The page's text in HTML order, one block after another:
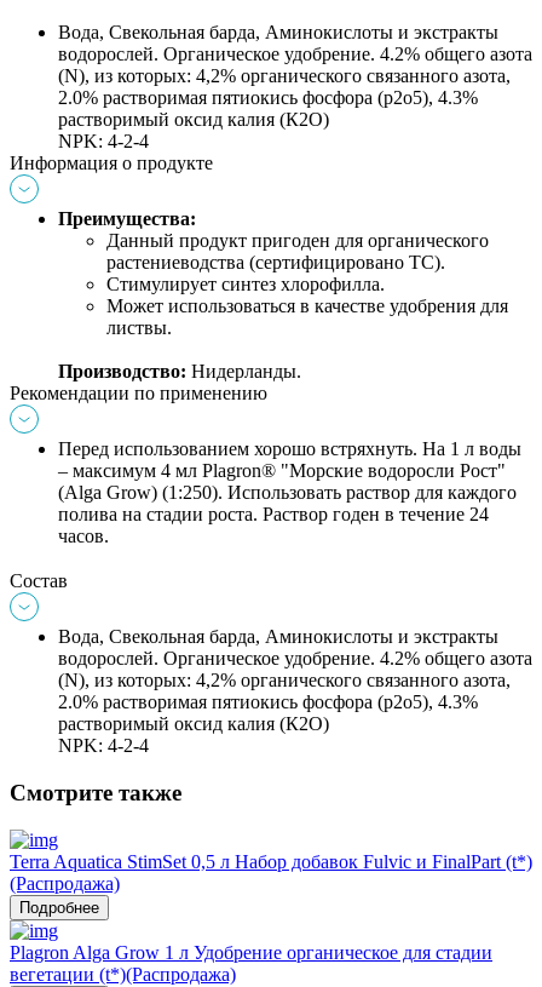
Вода, Свекольная барда, Аминокислоты и экстракты
водорослей. Органическое удобрение. 4.2% общего азота
(N), из которых: 4,2% органического связанного азота,
2.0% растворимая пятиокись фосфора (p2o5), 4.3%
растворимый оксид калия (К2О)
NPK: 4-2-4
Информация о продукте
Преимущества:
Данный продукт пригоден для органического
растениеводства (сертифицировано ТС).
Стимулирует синтез хлорофилла.
Может использоваться в качестве удобрения для
листвы.
Производство: Нидерланды.
Рекомендации по применению
Перед использованием хорошо встряхнуть. На 1 л воды
– максимум 4 мл Plagron® "Морские водоросли Рост"
(Alga Grow) (1:250). Использовать раствор для каждого
полива на стадии роста. Раствор годен в течение 24
часов.
Состав
Вода, Свекольная барда, Аминокислоты и экстракты
водорослей. Органическое удобрение. 4.2% общего азота
(N), из которых: 4,2% органического связанного азота,
2.0% растворимая пятиокись фосфора (p2o5), 4.3%
растворимый оксид калия (К2О)
NPK: 4-2-4
Смотрите также
Terra Aquatica StimSet 0,5 л Набор добавок Fulvic и FinalPart (t*)
(Распродажа)
Подробнее
Plagron Alga Grow 1 л Удобрение органическое для стадии
вегетации (t*)(Распродажа)